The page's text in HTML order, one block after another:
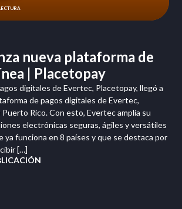
nueva plataforma de
| Placetopay
digitales de Evertec, Placetopay, llegó a
de pagos digitales de Evertec,
Puerto Rico. Con esto, Evertec amplía su
electrónicas seguras, ágiles y versátiles
ya funciona en 8 países y que se destaca por
[…]